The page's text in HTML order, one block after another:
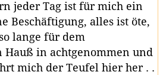
jeder Tag ist für mich ein
Beschäftigung, alles ist öte,
lange für dem
Hauß in achtgenommen und
mich der Teufel hier her . .